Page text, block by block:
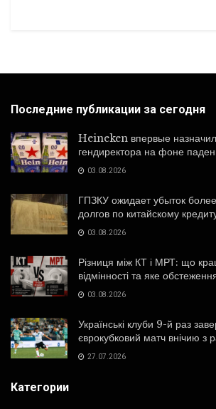
Последние публикации за сегодня
Heineken впервые
гендиректора на фоне
03.08.2026
ГПЗКУ ожидает убыток
долгов по китайскому
03.08.2026
Різниця між КТ і МРТ: що
відмінності та яке
03.08.2026
Українські клуби 9-й раз
єврокубковий матч внічию з
27.07.2026
Категории